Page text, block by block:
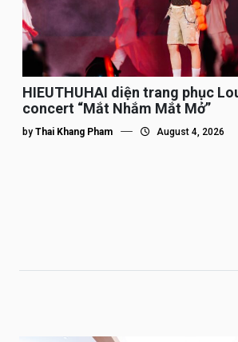
HIEUTHUHAI diện trang phục
concert “Mắt Nhắm Mắt Mở”
by Thai Khang Pham August 4, 2026